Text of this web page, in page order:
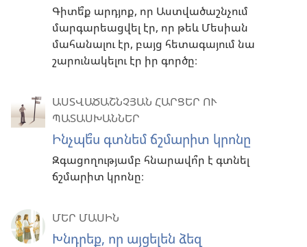
Գիտե՞ք արդյոք, որ Աստվածաշնչում
մարգարեացվել էր, որ թեև Մեսիան
մահանալու էր, բայց հետագայում նա
շարունակելու էր իր գործը։
ԱՍՏՎԱԾԱՇՆՉՅԱՆ ՀԱՐՑԵՐ ՈՒ
ՊԱՏԱՍԽԱՆՆԵՐ
Ինչպե՞ս գտնեմ ճշմարիտ կրոնը
Զգացողությամբ հնարավո՞ր է գտնել
ճշմարիտ կրոնը։
ՄԵՐ ՄԱՍԻՆ
Խնդրեք, որ այցելեն ձեզ